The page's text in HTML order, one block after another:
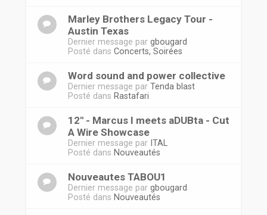
Marley Brothers Legacy Tour -
Austin Texas
Dernier message par gbougard
Posté dans Concerts, Soirées
Word sound and power collective
Dernier message par Tenda blast
Posté dans Rastafari
12'' - Marcus I meets aDUBta - Cut
A Wire Showcase
Dernier message par ITAL
Posté dans Nouveautés
Nouveautes TABOU1
Dernier message par gbougard
Posté dans Nouveautés